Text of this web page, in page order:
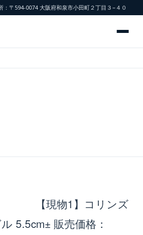
〒594-0074 大阪府和泉市小田町２丁目３−４０
【現物1】コリンズ
5.5cm± 販売価格：